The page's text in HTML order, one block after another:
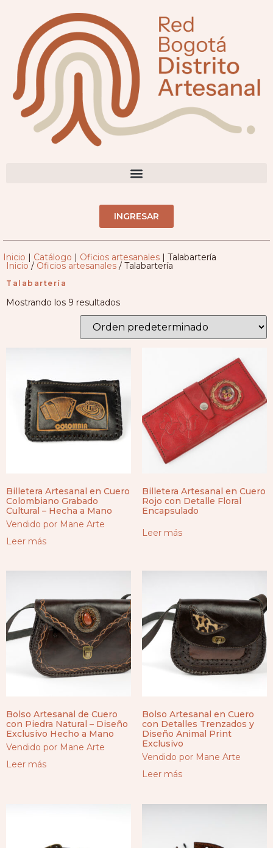
INGRESAR
Inicio | Catálogo | Oficios artesanales | Talabartería
Inicio/ Oficios artesanales / Talabartería
Talabartería
Mostrando los 9 resultados
Billetera Artesanal en Cuero
Colombiano Grabado
Cultural – Hecha a Mano
Vendido por Mane Arte
Leer más
Billetera Artesanal en Cuero
Rojo con Detalle Floral
Encapsulado
Leer más
Bolso Artesanal de Cuero
con Piedra Natural – Diseño
Exclusivo Hecho a Mano
Vendido por Mane Arte
Leer más
Bolso Artesanal en Cuero
con Detalles Trenzados y
Diseño Animal Print
Exclusivo
Vendido por Mane Arte
Leer más